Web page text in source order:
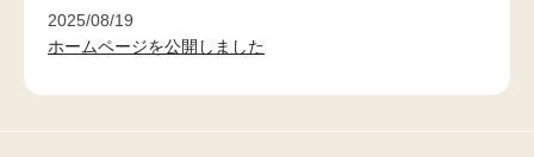
2025/08/19
ホームページを公開しました